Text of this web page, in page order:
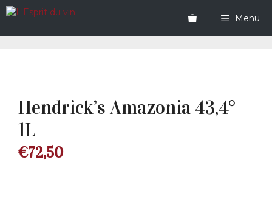
Aller
au
Menu
Hendrick’s Amazonia 43,4°
1L
€72,50